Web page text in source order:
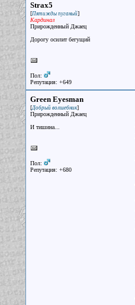
Strax5
[Пятижды пуганый]
Кардинал
Прирожденный Джаец
Дорогу осилит бегущий
Пол:
Репутация: +649
Green Eyesman
[Добрый волшебник]
Прирожденный Джаец
И тишина...
Пол:
Репутация: +680